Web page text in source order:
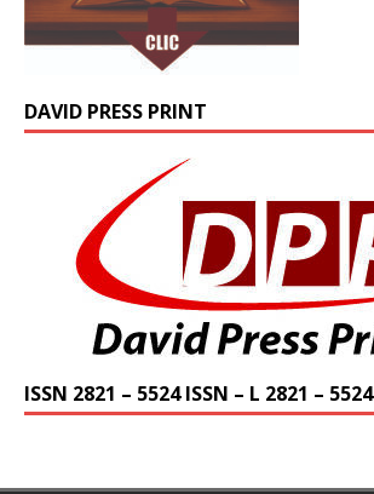
DAVID PRESS PRINT
ISSN 2821 – 5524 ISSN – L 2821 – 5524